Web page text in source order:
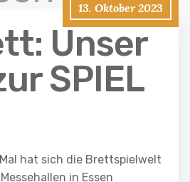
13. Oktober 2023
Unser
SPIEL
Mal hat sich die Brettspielwelt
in Essen